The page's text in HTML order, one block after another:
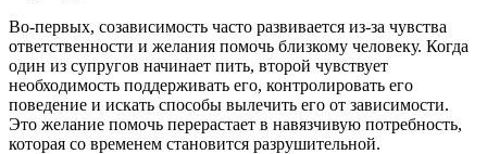
Во-первых, созависимость часто развивается из-за чувства
ответственности и желания помочь близкому человеку. Когда
один из супругов начинает пить, второй чувствует
необходимость поддерживать его, контролировать его
поведение и искать способы вылечить его от зависимости.
Это желание помочь перерастает в навязчивую потребность,
которая со временем становится разрушительной.